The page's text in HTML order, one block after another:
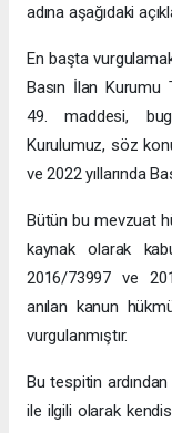
adına aşağıdaki
En başta
Basın İlan Kurumu
49. maddesi,
Kurulumuz, söz
ve 2022 yıllarında
Bütün bu mevzuat
kaynak olarak
2016/73997 ve
anılan kanun
vurgulanmıştır.
Bu tespitin
ile ilgili olarak